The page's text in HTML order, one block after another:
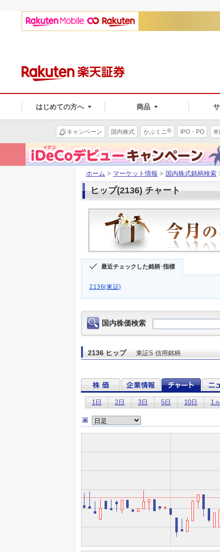
はじめての方へ 商品
キャンペーン 国内株式 かぶミニ® IPO・PO
ホーム > マーケット情報 > 国内株式銘柄検索
ヒップ(2136) チャート
最近チェックした銘柄･指標
2136(東証)